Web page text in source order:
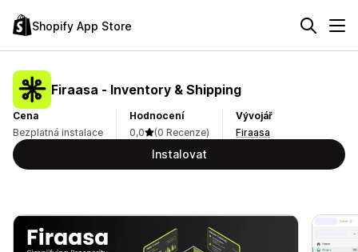
Shopify App Store
Firaasa ‑ Inventory & Shipping
Cena
Bezplatná instalace
Hodnocení
0,0
(0 Recenze)
Vývojář
Firaasa
Instalovat